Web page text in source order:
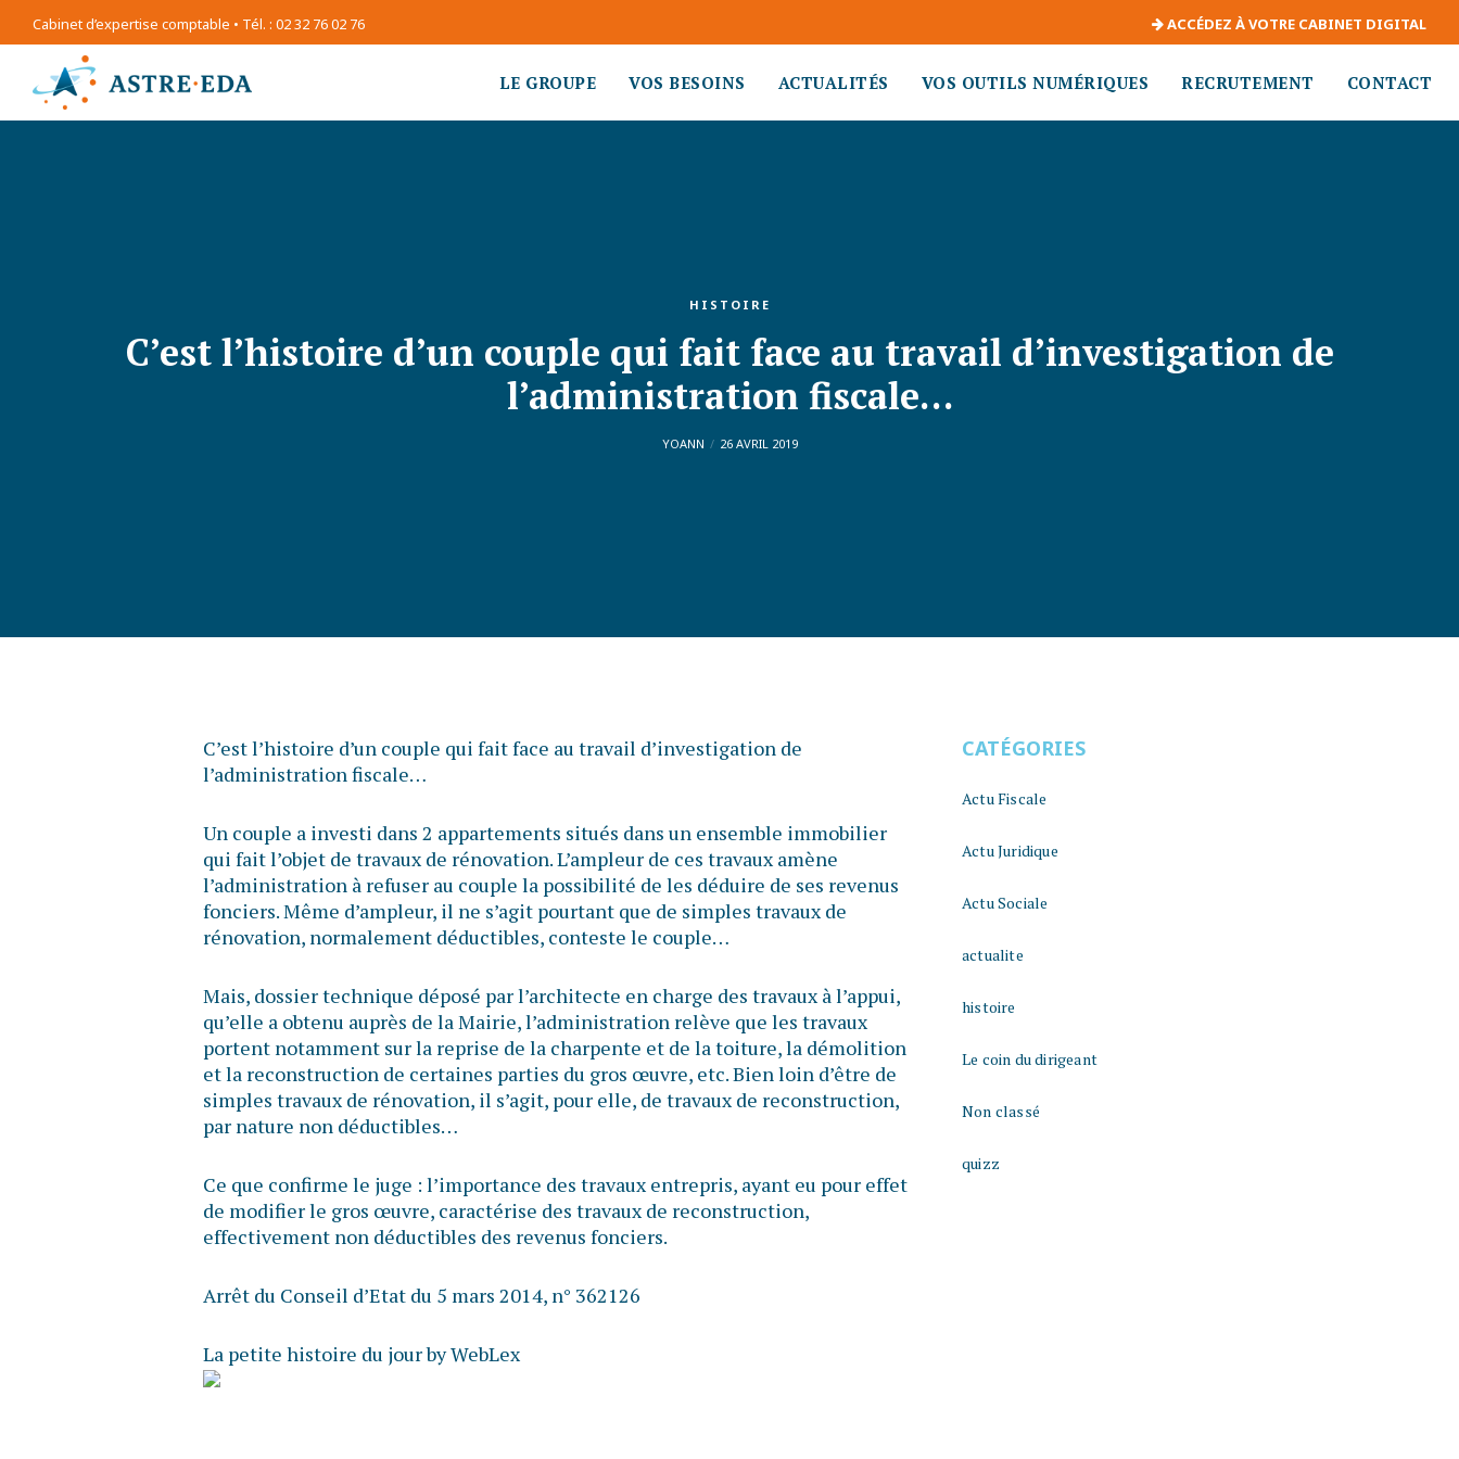
Cabinet d’expertise comptable • Tél. : 02 32 76 02 76 ACCÉDEZ À VOTRE CABINET DIGITAL
LE GROUPE VOS BESOINS ACTUALITÉS VOS OUTILS NUMÉRIQUES RECRUTEMENT CONTACT
HISTOIRE
C’est l’histoire d’un couple qui fait face au travail d’investigation de
l’administration fiscale…
YOANN 26 AVRIL 2019
C’est l’histoire d’un couple qui fait face au travail d’investigation de
l’administration fiscale…
Un couple a investi dans 2 appartements situés dans un ensemble immobilier
qui fait l’objet de travaux de rénovation. L’ampleur de ces travaux amène
l’administration à refuser au couple la possibilité de les déduire de ses revenus
fonciers. Même d’ampleur, il ne s’agit pourtant que de simples travaux de
rénovation, normalement déductibles, conteste le couple…
Mais, dossier technique déposé par l’architecte en charge des travaux à l’appui,
qu’elle a obtenu auprès de la Mairie, l’administration relève que les travaux
portent notamment sur la reprise de la charpente et de la toiture, la démolition
et la reconstruction de certaines parties du gros œuvre, etc. Bien loin d’être de
simples travaux de rénovation, il s’agit, pour elle, de travaux de reconstruction,
par nature non déductibles…
Ce que confirme le juge : l’importance des travaux entrepris, ayant eu pour effet
de modifier le gros œuvre, caractérise des travaux de reconstruction,
effectivement non déductibles des revenus fonciers.
Arrêt du Conseil d’Etat du 5 mars 2014, n° 362126
La petite histoire du jour by WebLex
CATÉGORIES
Actu Fiscale
Actu Juridique
Actu Sociale
actualite
histoire
Le coin du dirigeant
Non classé
quizz